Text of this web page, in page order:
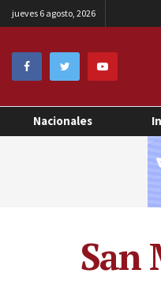
jueves 6 agosto, 2026
Nacionales
San